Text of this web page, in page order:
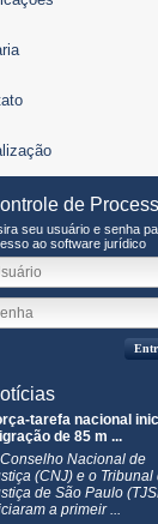
de
seu usuário e senha
ao software jurídico
tarefa nacional
de 85 m ...
Nacional de
(CNJ) e o Tribunal
de São Paulo
a primeir ...